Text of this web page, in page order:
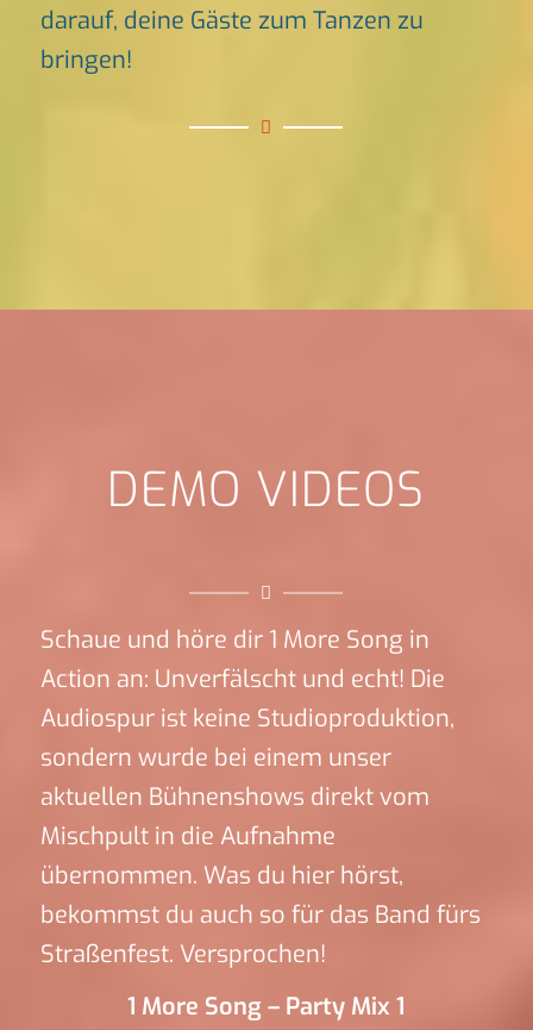
darauf, deine Gäste zum Tanzen zu
bringen!
DEMO VIDEOS
Schaue und höre dir 1 More Song in
Action an: Unverfälscht und echt! Die
Audiospur ist keine Studioproduktion,
sondern wurde bei einem unser
aktuellen Bühnenshows direkt vom
Mischpult in die Aufnahme
übernommen. Was du hier hörst,
bekommst du auch so für das Band fürs
Straßenfest. Versprochen!
1 More Song – Party Mix 1